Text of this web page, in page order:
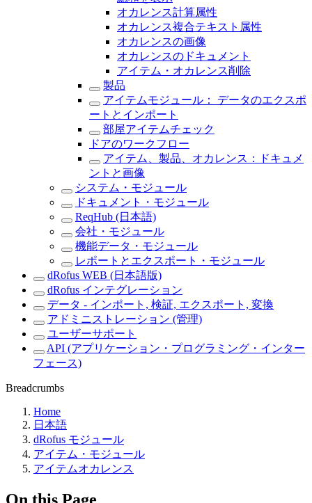
オカレンス計算属性
オカレンス複合テキスト属性
オカレンスの画像
オカレンスのドキュメント
アイテム・オカレンス削除
製品
アイテムモジュール： データのエクスポ
ートとインポート
部屋アイテムチェック
ドアのワークフロー
アイテム、製品、オカレンス：ドキュメ
ントと画像
システム・モジュール
ドキュメント・モジュール
ReqHub (日本語)
会社・モジュール
機能データ・モジュール
レポートとエクスポート・モジュール
dRofus WEB (日本語版)
dRofus インテグレーション
データ - インポート, 検証, エクスポート, 変換
アドミニストレーション (管理)
ユーザーサポート
API (アプリケーション・プログラミング・インター
フェース)
Breadcrumbs
Home
日本語
dRofus モジュール
アイテム・モジュール
アイテムオカレンス